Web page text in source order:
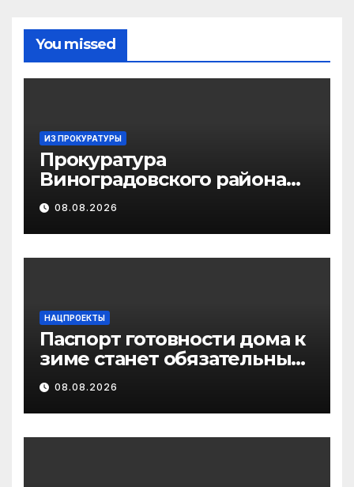
You missed
ИЗ ПРОКУРАТУРЫ
Прокуратура
Виноградовского района
информирует об
изменениях
законодательства об
иммунопрофилактике
08.08.2026
НАЦПРОЕКТЫ
Паспорт готовности дома к
зиме станет обязательным
лицензионным
требованием для
управляющих организаций
с 1 сентября 2026 года
08.08.2026